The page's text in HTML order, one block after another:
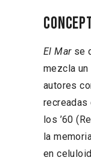
El Marse
mezcla
autores
recreadas
los ’60
la
en